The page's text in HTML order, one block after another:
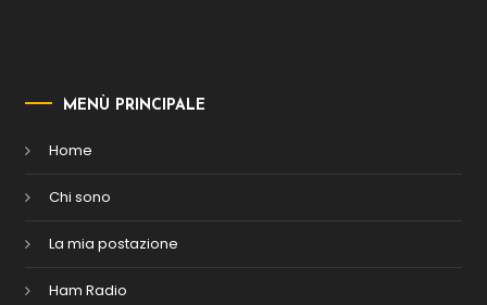
MENÙ PRINCIPALE
Home
Chi sono
La mia postazione
Ham Radio